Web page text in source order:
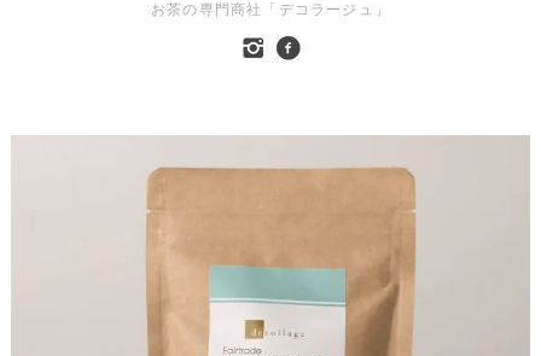
お茶の専門商社「デコラージュ」